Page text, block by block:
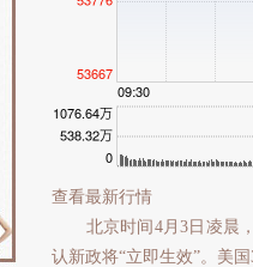
查看最新行情
北京时间4月3日凌晨，
认新政将“立即生效”。美